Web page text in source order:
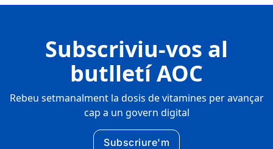
Subscriviu-vos al
butlletí AOC
Rebeu setmanalment la dosis de vitamines per avançar
cap a un govern digital
Subscriure'm